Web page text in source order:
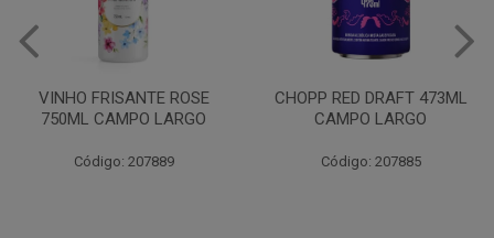
VINHO FRISANTE ROSE
750ML CAMPO LARGO
Código: 207889
CHOPP RED DRAFT 473ML
CAMPO LARGO
Código: 207885